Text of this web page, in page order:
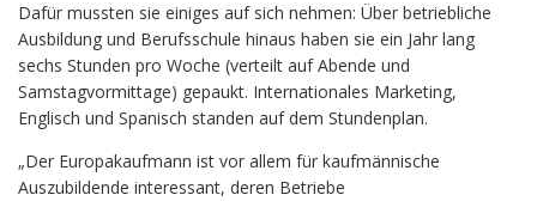
Dafür mussten sie einiges auf sich nehmen: Über betriebliche
Ausbildung und Berufsschule hinaus haben sie ein Jahr lang
sechs Stunden pro Woche (verteilt auf Abende und
Samstagvormittage) gepaukt. Internationales Marketing,
Englisch und Spanisch standen auf dem Stundenplan.
„Der Europakaufmann ist vor allem für kaufmännische
Auszubildende interessant, deren Betriebe